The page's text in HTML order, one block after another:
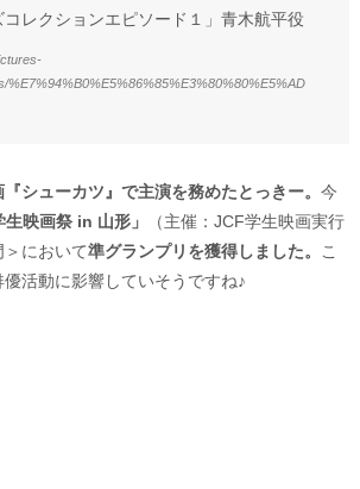
コレクションエピソード１」青木航平役
%E7%94%B0%E5%86%85%E3%80%80%E5%AD
シューカツ』で主演を務めたとっきー。 今
生映画祭 in 山形」
（主催：JCF学生映画実行
において準グランプリを獲得しました。
こ
活動に影響していそうですね♪